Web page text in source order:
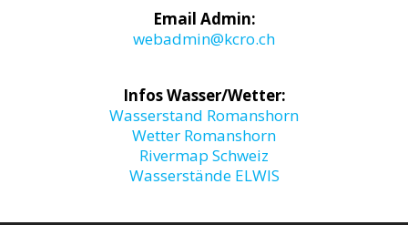
Email Admin:
webadmin@kcro.ch
Infos Wasser/Wetter:
Wasserstand Romanshorn
Wetter Romanshorn
Rivermap Schweiz
Wasserstände ELWIS